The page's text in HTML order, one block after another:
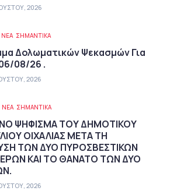
2026
ΝΈΑ ΣΗΜΑΝΤΙΚΆ
Δολωματικών Ψεκασμών Για
08/26 .
2026
ΝΈΑ ΣΗΜΑΝΤΙΚΆ
ΨΗΦΙΣΜΑ ΤΟΥ ΔΗΜΟΤΙΚΟΥ
ΟΙΧΑΛΙΑΣ ΜΕΤΑ ΤΗ
ΤΩΝ ΔΥΟ ΠΥΡΟΣΒΕΣΤΙΚΩΝ
ΚΑΙ ΤΟ ΘΑΝΑΤΟ ΤΩΝ ΔΥΟ
2026